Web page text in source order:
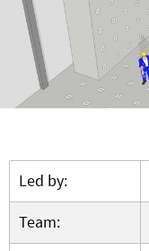
Led by:
Team: